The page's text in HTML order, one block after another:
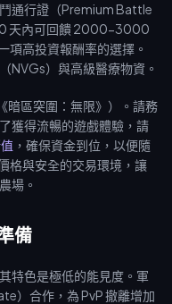
通行證（Premium Battle
天內可回饋 2000-3000
高投資報酬率的選擇。
NVGs）與高級醫療物資。
暗區突圍：無限》）。請務
獲得流暢的遊戲體驗，請
，確保資金到位，以便隨
格與安全的交易環境，讓
場。
備
特色是極低的能見度。軍
）合作，為 PvP 撤離增加